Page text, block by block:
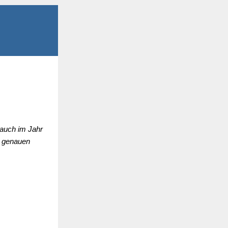
im Jahr